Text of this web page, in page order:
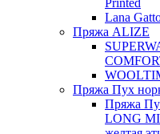
Printed
Lana
Пряжа ALIZE
Пряжа Пух
Пряжа
LONG